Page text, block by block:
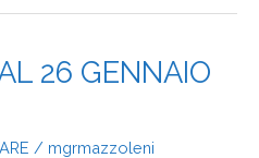
26 GENNAIO
/ mgrmazzoleni